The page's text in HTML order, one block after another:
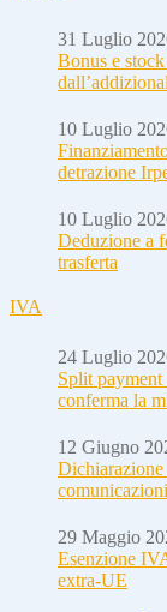
31 Luglio
Bonus e
10 Luglio
detrazione
10 Luglio
Deduzione a
trasferta
IVA
24 Luglio
Split
conferma la
12 Giugno
29 Maggio
Esenzione
extra-UE